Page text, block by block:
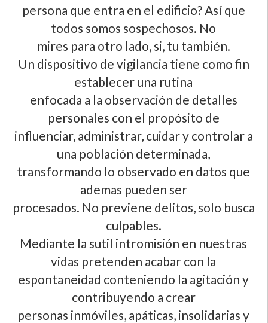
persona que entra en el edificio? Así­ que
todos somos sospechosos. No
mires para otro lado, si, tu también.
Un dispositivo de vigilancia tiene como fin
establecer una rutina
enfocada a la observación de detalles
personales con el propósito de
influenciar, administrar, cuidar y controlar a
una población determinada,
transformando lo observado en datos que
ademas pueden ser
procesados. No previene delitos, solo busca
culpables.
Mediante la sutil intromisión en nuestras
vidas pretenden acabar con la
espontaneidad conteniendo la agitación y
contribuyendo a crear
personas inmóviles, apáticas, insolidarias y